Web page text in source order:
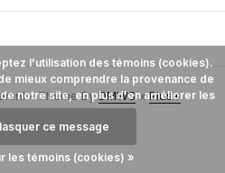
- Theme ByDMWSxPlus+
l'utilisation des témoins (cookies).
mieux comprendre la provenance de
notre site, en plus d'en améliorer les
ce message
les témoins (cookies) »